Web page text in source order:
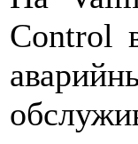
Control